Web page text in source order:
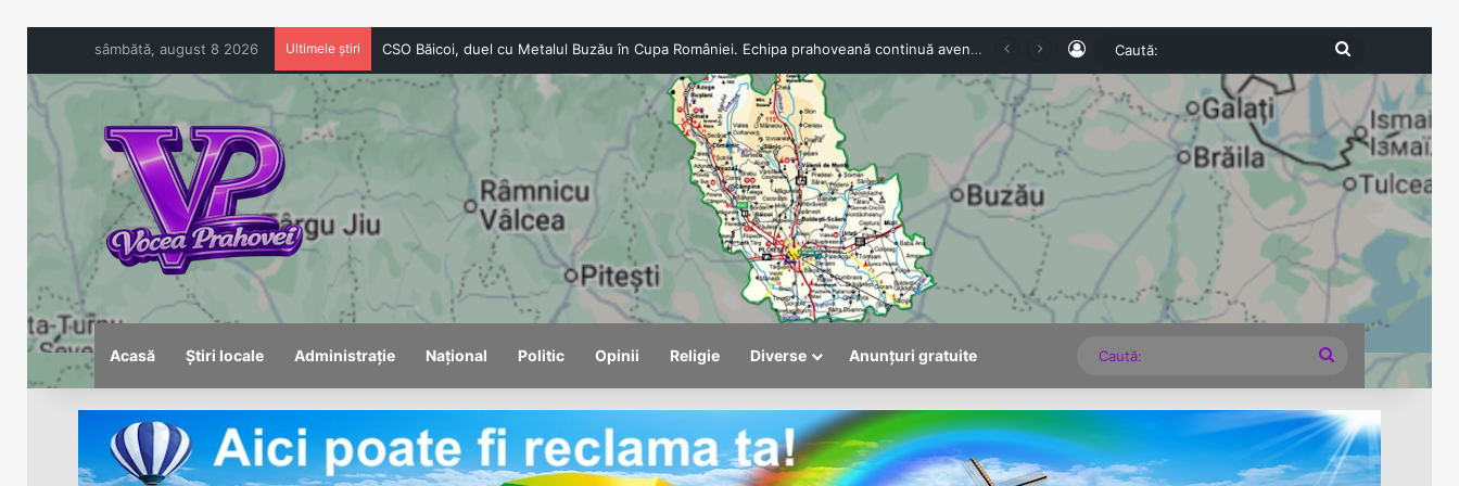
sâmbătă, august 8 2026 Ultimele știri CSO Băicoi, duel cu Metalul Buzău în Cupa României. Echipa prahoveană continuă aventura în competiție Log In Caută:
Acasă Știri locale Administrație Național Politic Opinii Religie Diverse Anunțuri gratuite Caută: